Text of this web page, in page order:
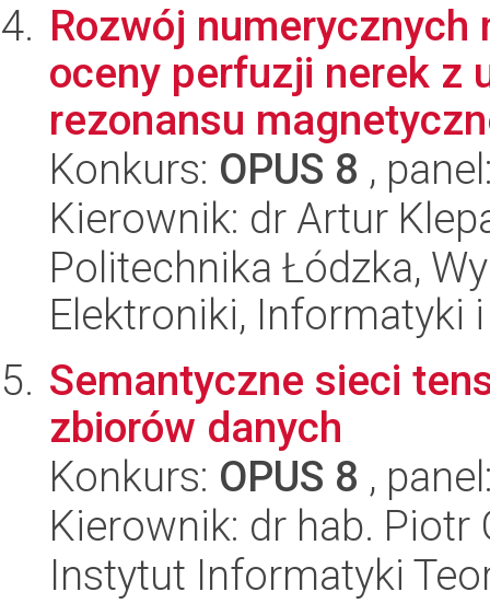
Rozwój
oceny perfuzji nerek z
rezonansu
Konkurs: OPUS 8 ,
Kierownik: dr Artur
Politechnika Łódzka,
Elektroniki, Informatyki
Semantyczne sieci
zbiorów danych
Konkurs: OPUS 8 ,
Kierownik: dr hab. Piotr
Instytut Informatyki